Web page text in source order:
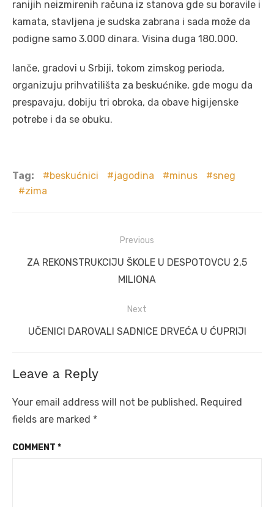
ranijih neizmirenih računa iz stanova gde su boravile i
kamata, stavljena je sudska zabrana i sada može da
podigne samo 3.000 dinara. Visina duga 180.000.
Ianče, gradovi u Srbiji, tokom zimskog perioda,
organizuju prihvatilišta za beskućnike, gde mogu da
prespavaju, dobiju tri obroka, da obave higijenske
potrebe i da se obuku.
Tag: beskućnici jagodina minus
sneg
zima
navigation
Previous
Previous
ZA REKONSTRUKCIJU ŠKOLE U DESPOTOVCU 2,5
MILIONA
Next
Next
UČENICI DAROVALI SADNICE DRVEĆA U ĆUPRIJI
Leave a Reply
Your email address will not be published. Required
fields are marked *
COMMENT *